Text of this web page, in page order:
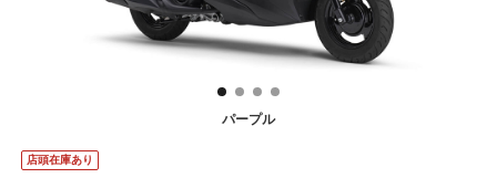
パープル
店頭在庫あり